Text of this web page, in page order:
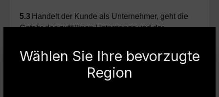
5.3 Handelt der Kunde als Unternehmer, geht die
Gefahr des zufälligen Untergangs und der
auf den Kunden über, sobald der Verkäufer die
Sache dem Spediteur, dem Frachtführer oder der
sonst zur Ausführung der Versendung bestimmten
Wählen Sie Ihre bevorzugte
Region